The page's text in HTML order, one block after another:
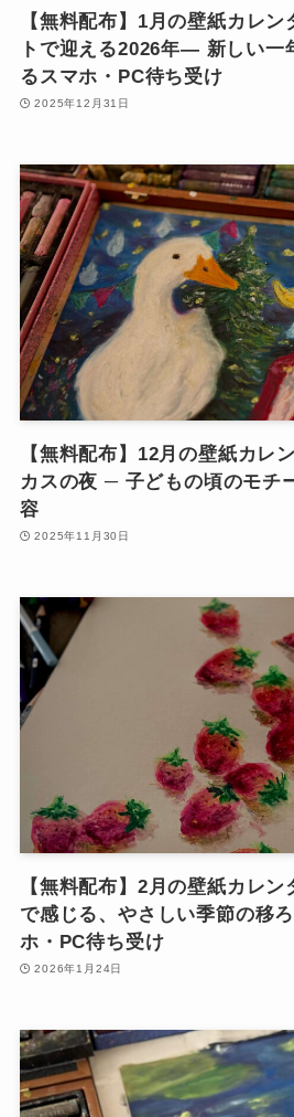
【無料配布】1月の壁紙カレ
トで迎える2026年— 新しい一
るスマホ・PC待ち受け
2025年12月31日
【無料配布】12月の壁紙カレ
カスの夜 ─ 子どもの頃のモチ
容
2025年11月30日
【無料配布】2月の壁紙カレ
で感じる、やさしい季節の移
ホ・PC待ち受け
2026年1月24日